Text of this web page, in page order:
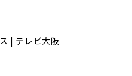
| テレビ大阪